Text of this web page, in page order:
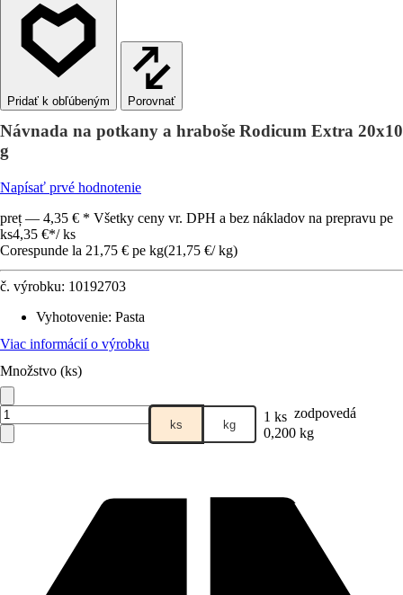
Porovnať
Návnada na potkany a hraboše Rodicum Extra 20x10
g
Napísať prvé hodnotenie
preț — 4,35 € * Všetky ceny vr. DPH a bez nákladov na prepravu pe
ks4,35 €*/ ks
Corespunde la 21,75 € pe kg(21,75 €/ kg)
č. výrobku: 10192703
Vyhotovenie: Pasta
Viac informácií o výrobku
Množstvo (ks)
ks kg 1 ks zodpovedá
0,200 kg